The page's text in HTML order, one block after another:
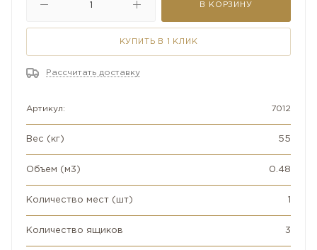
В КОРЗИНУ
КУПИТЬ В 1 КЛИК
Рассчитать доставку
Артикул: 7012
Вес (кг) 55
Объем (м3) 0.48
Количество мест (шт) 1
Количество ящиков 3